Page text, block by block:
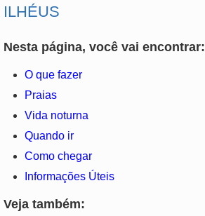
ILHÉUS
Nesta página, você vai encontrar:
O que fazer
Praias
Vida noturna
Quando ir
Como chegar
Informações Úteis
Veja também: